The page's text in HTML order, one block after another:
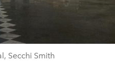
Secchi Smith